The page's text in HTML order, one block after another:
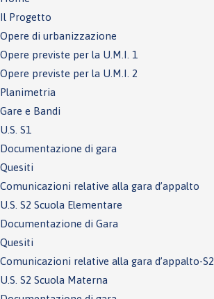
Il Progetto
Opere di urbanizzazione
Opere previste per la U.M.I. 1
Opere previste per la U.M.I. 2
Planimetria
Gare e Bandi
U.S. S1
Documentazione di gara
Quesiti
Comunicazioni relative alla gara d’appalto
U.S. S2 Scuola Elementare
Documentazione di Gara
Quesiti
Comunicazioni relative alla gara d’appalto-S2
U.S. S2 Scuola Materna